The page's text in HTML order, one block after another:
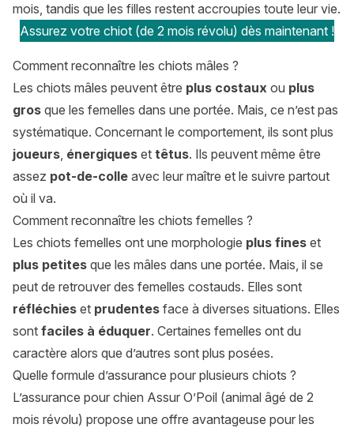
mois, tandis que les filles restent accroupies toute leur vie.
Assurez votre chiot (de 2 mois révolu) dès maintenant !
Comment reconnaître les chiots mâles ?
Les chiots mâles peuvent être plus costaux ou plus
gros que les femelles dans une portée. Mais, ce n’est pas
systématique. Concernant le comportement, ils sont plus
joueurs, énergiques et têtus. Ils peuvent même être
assez pot-de-colle avec leur maître et le suivre partout
où il va.
Comment reconnaître les chiots femelles ?
Les chiots femelles ont une morphologie plus fines et
plus petites que les mâles dans une portée. Mais, il se
peut de retrouver des femelles costauds. Elles sont
réfléchies et prudentes face à diverses situations. Elles
sont faciles à éduquer. Certaines femelles ont du
caractère alors que d’autres sont plus posées.
Quelle formule d’assurance pour plusieurs chiots ?
L’assurance pour chien Assur O’Poil (animal âgé de 2
mois révolu) propose une offre avantageuse pour les